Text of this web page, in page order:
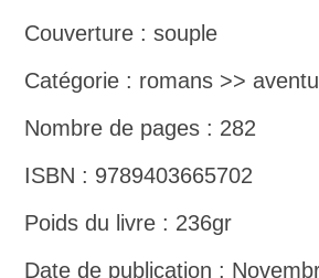
Couverture : souple
Catégorie : romans >>
Nombre de pages : 282
ISBN : 9789403665702
Poids du livre : 236gr
Date de publication :